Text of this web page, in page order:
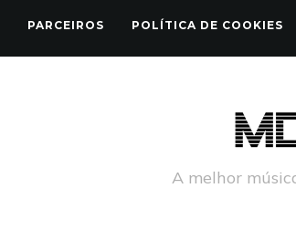
PARCEIROS POLÍTICA DE COOKIES
A melhor